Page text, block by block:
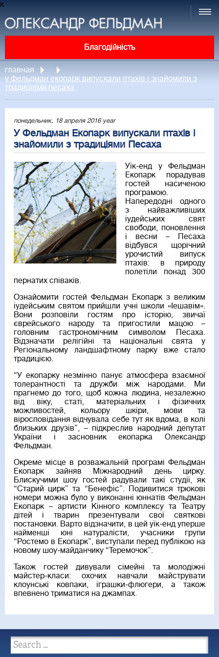
к
Благодійність
главная
у фельдман екопарк випускали птахів і знайомили з
традиціями песаха
понедельник, 18 апреля 2016 year
У Фельдман Екопарк випускали птахів і
знайомили з традиціями Песаха
Уїк-енд у Фельдман
Екопарк порадував
гостей насиченою
програмою.
Напередодні одного
з найважливіших
іудейських свят
свободи, поновлення
і весни – Песаха
відбувся щорічний
урочистий випуск
птахів: в природу
полетіли понад 300
пернатих співаків.
Ознайомити гостей Фельдман Екопарк з великим
іудейським святом прийшли учні школи «Іешавім».
Вони розповіли гостям про історію, звичаї
єврейського народу та пригостили мацою –
головним гастрономічним символом Песаха.
Відзначати релігійні та національні свята у
Регіональному ландшафтному парку вже стало
традицією.
“У екопарку незмінно панує атмосфера взаємної
толерантності та дружби між народами. Ми
прагнемо до того, щоб кожна людина, незалежно
від віку, статі, матеріальних і фізичних
можливостей, кольору шкіри, мови та
віросповідання відчувала себе тут як вдома, в колі
близьких друзів”, – підкреслив народний депутат
України і засновник екопарка Олександр
Фельдман.
Окреме місце в розважальній програмі Фельдман
Екопарк зайняв Міжнародний день цирку.
Блискучими шоу гостей радували такі студії, як
“Старий цирк” та “Бенефіс”. Подивитися трюкові
номери можна було у виконанні юннатів Фельдман
Екопарк – артисти Кінного комплексу та Театру
дітей і тварин презентували свої святкові
постановки. Варто відзначити, в цей уїк-енд уперше
найменші юні натуралісти, учасники групи
“Ростемо в Екопарк”, виступали перед публікою на
новому шоу-майданчику “Теремочок”.
Також гостей дивували сімейні та молодіжні
майстер-класи: охочих навчали майструвати
клоунські ковпаки, іграшки-флюгери, а також
впевнено триматися на джампах.